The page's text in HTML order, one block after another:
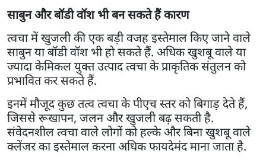
साबुन और बॉडी वॉश भी बन सकते हैं कारण
त्वचा में खुजली की एक बड़ी वजह इस्तेमाल किए जाने वाले
साबुन या बॉडी वॉश भी हो सकते हैं. अधिक खुशबू वाले या
ज्यादा केमिकल युक्त उत्पाद त्वचा के प्राकृतिक संतुलन को
प्रभावित कर सकते हैं.
इनमें मौजूद कुछ तत्व त्वचा के पीएच स्तर को बिगाड़ देते हैं,
जिससे रूखापन, जलन और खुजली बढ़ सकती है.
संवेदनशील त्वचा वाले लोगों को हल्के और बिना खुशबू वाले
क्लेंजर का इस्तेमाल करना अधिक फायदेमंद माना जाता है.